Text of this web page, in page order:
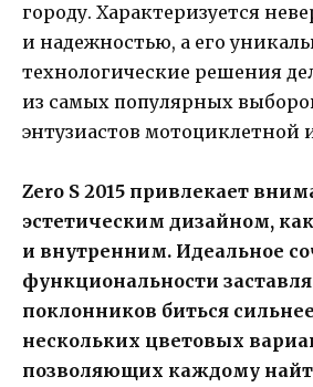
городу. Характеризуется
и надежностью, а его
технологические решения
из самых популярных
энтузиастов мотоциклетной
Zero S 2015 привлекает
эстетическим дизайном,
и внутренним. Идеальное
функциональности
поклонников биться
нескольких цветовых
позволяющих каждому